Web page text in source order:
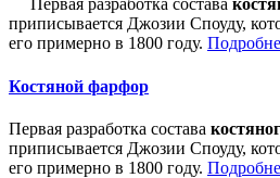
Первая разработка состава
приписывается Джозии Споуду,
его примерно в 1800 году.
Костяной фарфор
Первая разработка состава
приписывается Джозии Споуду,
его примерно в 1800 году.